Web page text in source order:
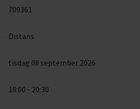
709361
Distans
tisdag 08 september 2026
18:00 - 20:30